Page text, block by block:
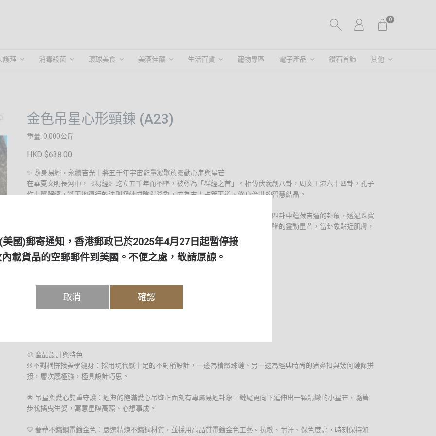
0
護理 消毒殺菌 環球美食 美酒佳釀 生活百貨 寵物專區 電子產品 鑽石首飾 其他
金色吊星心形頸鍊 (A23)
重量: 0.000公斤
HKD $638.00
✨ 隨身易經・永續吉光｜將五千年宇宙能量凝聚於靈動心扉與星芒
在華夏文明長河中，《易經》屹立五千年而不墜，被尊為「群經之首」。相傳伏羲創八卦，周文王演六十四卦，孔子
作十翼解經，將天地運行的法則凝練成陰陽爻象，成為古人占筮天道、修身治世的智慧結晶。
而今，我們將這份深邃的宇宙能量化為可佩戴的祝福。《易經卦象首飾》精選六十四卦中蘊藏吉運的卦象，透過珠寶
設計重構能量場域。精緻的「金色吊星心形頸鍊」結合了溫潤的愛心形狀與下方垂墜的靈動星芒，當卦象貼近肌膚，
千年智慧便化作隨身流轉的祝福磁場——不需占卜問卦，吉運已與你同行。
🔍 四大吉運卦象與能量磁場
❤️ 健康卦通達：💛 守護身心平衡 —— 護持氣場安穩，保持身心靈的順暢與平安。
🎨 產品設計與特色
⛓️ 不對稱拼接美學鏈身：採用現代感十足的不對稱設計，一邊為精緻珠鏈、另一邊為經典時尚的豬鼻扣與幾何鏈條拼
接，層次感極強，極具設計巧思。
🌟 吊星與愛心雙重守護：經典的飽滿愛心吊墜正面刻有專屬易經卦象，鏈尾更向下延伸出一顆精緻的小星芒，隨著
步伐搖曳生姿，寓意星曜高照、心想事成。
💛 奢華不鏽鋼電鍍金色：嚴選精煉不鏽鋼材質，並採用高品質電鍍金色工藝。抗敏、耐汗、保色度高，時刻保持如
美國)郵寄通知，香港郵政已於2025年4月27日起暫停接
載貨品的空郵郵件到美國。不便之處，敬請原諒。
取消 確認